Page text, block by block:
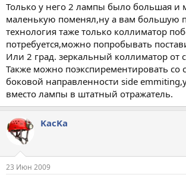
Только у него 2 лампы было большая и
маленькую поменял,ну а вам большую
технология таже только коллиматор
потребуется,можно попробывать
Или 2 град. зеркальный коллиматор от
Также можно поэкспирементировать со
боковой направленности side
вместо лампы в штатный отражатель.
KacKa
23 Июн 2009